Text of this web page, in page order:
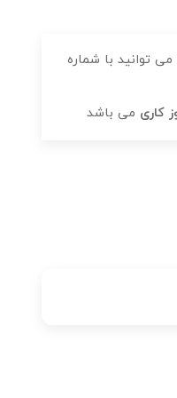
می توانید با شماره
می باشد